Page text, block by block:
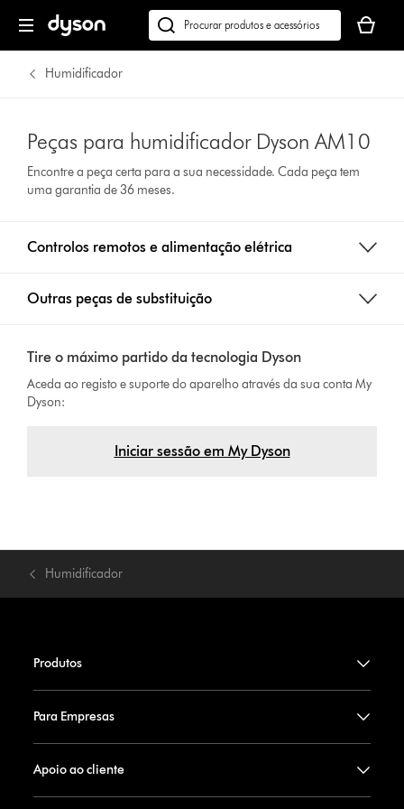
Pesquisar
em
seu
cesto
Humidificador
Peças para humidificador Dyson AM10
Encontre a peça certa para a sua necessidade. Cada peça tem
uma garantia de 36 meses.
Controlos remotos e alimentação elétrica
Outras peças de substituição
Tire o máximo partido da tecnologia Dyson
Aceda ao registo e suporte do aparelho através da sua conta My
Dyson:
Iniciar sessão em My Dyson
Humidificador
Produtos
Para Empresas
Apoio ao cliente